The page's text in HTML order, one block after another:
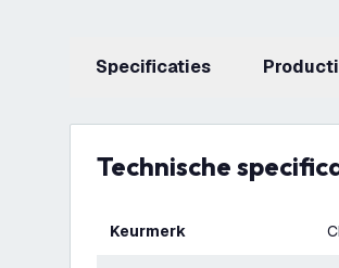
Specificaties
Technische
Keurmerk